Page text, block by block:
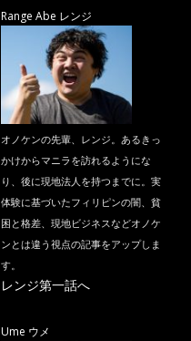
Range Abe レンジ
オノケンの先輩、レンジ。あるきっ
かけからマニラを訪れるようにな
り、後に現地法人を持つまでに。実
体験に基づいたフィリピンの闇、貧
困と格差、現地ビジネスなどオノケ
ンとは違う視点の記事をアップしま
す。
レンジ第一話へ
Ume ウメ